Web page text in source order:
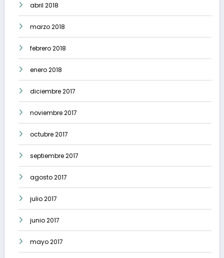
abril 2018
marzo 2018
febrero 2018
enero 2018
diciembre 2017
noviembre 2017
octubre 2017
septiembre 2017
agosto 2017
julio 2017
junio 2017
mayo 2017